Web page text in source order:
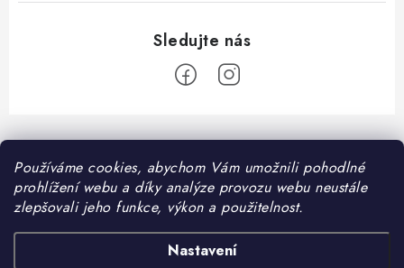
Používáme cookies, abychom Vám umožnili pohodlné
prohlížení webu a díky analýze provozu webu neustále
zlepšovali jeho funkce, výkon a použitelnost.
Nastavení
Z
á
Informace pro vás
Kontakt
Možnosti dopravy
❤️ Oblíbené kategorie